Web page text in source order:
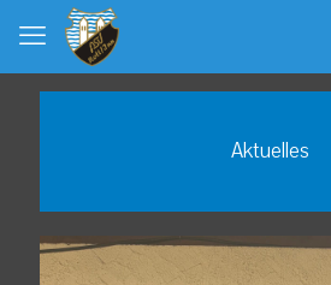
Aktuelles